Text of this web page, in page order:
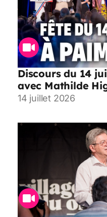
Discours du 14
avec Mathilde
14 juillet 2026